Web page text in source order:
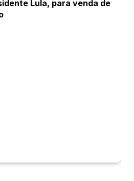
Lula, para venda de